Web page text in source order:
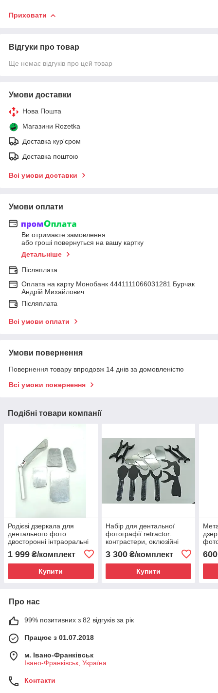
Приховати
Відгуки про товар
Ще немає відгуків про цей товар
Умови доставки
Нова Пошта
Магазини Rozetka
Доставка кур'єром
Доставка поштою
Всі умови доставки
Умови оплати
Ви отримаєте замовлення
або гроші повернуться на вашу картку
Детальніше
Післяплата
Оплата на карту Монобанк 4441111066031281 Бурчак
Андрій Михайлович
Післяплата
Всі умови оплати
Умови повернення
Повернення товару впродовж 14 днів за домовленістю
Всі умови повернення
Подібні товари компанії
Родієві дзеркала для
дентального фото
двосторонні інтраоральні
1 999 ₴/комплект
Купити
Набір для дентальної
фотографії retractor:
контрастери, оклюзійні
3 300₴/комплект
Купити
600
Про нас
99% позитивних з 82 відгуків за рік
Працює з 01.07.2018
м. Івано-Франківськ
Івано-Франківськ, Україна
Контакти